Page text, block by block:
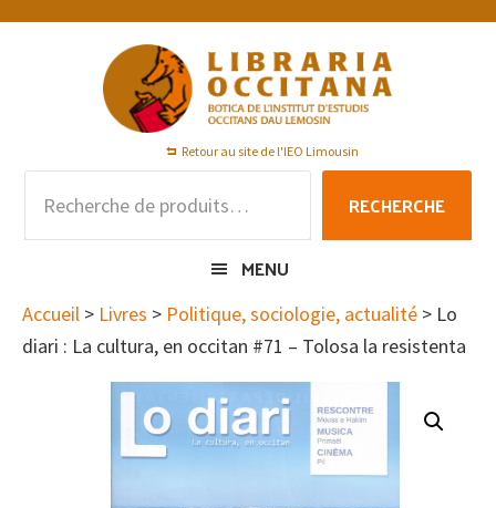
Passer
Passer
Passer
Retour au site de l'IEO Limousin
pour :
RECHERCHE
MENU
Accueil > Livres > Politique, sociologie, actualité > Lo
diari : La cultura, en occitan #71 – Tolosa la resistenta